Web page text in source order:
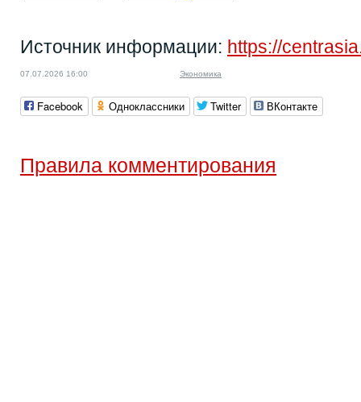
Источник информации: https://
07.07.2026 16:00 Экономика
Facebook Одноклассники Twitter ВКонтакте
Правила комментирования